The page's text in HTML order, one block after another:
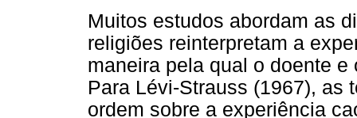
Muitos estudos abordam as
religiões reinterpretam a
maneira pela qual o doente
Para Lévi-Strauss (1967), as
ordem sobre a experiência